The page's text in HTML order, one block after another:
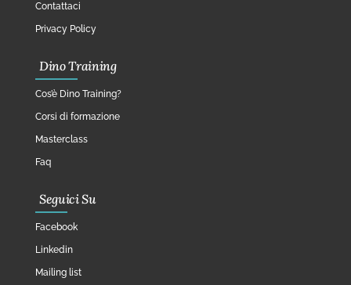
Contattaci
Privacy Policy
Dino Training
Cos’è Dino Training?
Corsi di formazione
Masterclass
Faq
Seguici Su
Facebook
Linkedin
Mailing list